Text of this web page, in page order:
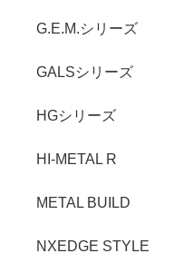
G.E.M.シリーズ
GALSシリーズ
HGシリーズ
HI-METAL R
METAL BUILD
NXEDGE STYLE